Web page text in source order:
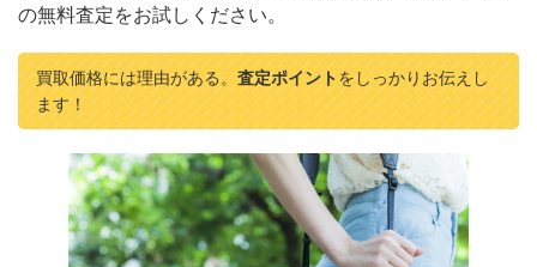
の無料査定をお試しください。
買取価格には理由がある。査定ポイントをしっかりお伝えし
ます！